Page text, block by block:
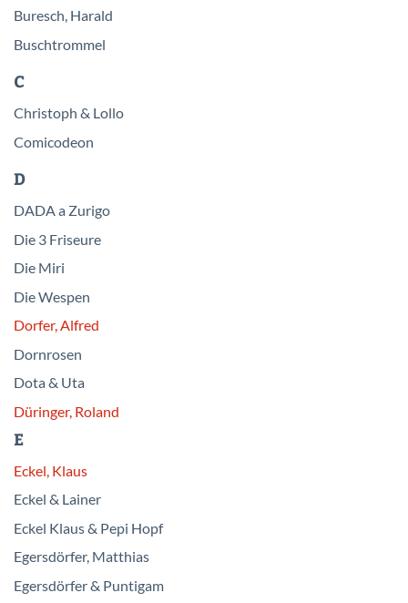
Buresch, Harald
Buschtrommel
C
Christoph & Lollo
Comicodeon
D
DADA a Zurigo
Die 3 Friseure
Die Miri
Die Wespen
Dorfer, Alfred
Dornrosen
Dota & Uta
Düringer, Roland
E
Eckel, Klaus
Eckel & Lainer
Eckel Klaus & Pepi Hopf
Egersdörfer, Matthias
Egersdörfer & Puntigam